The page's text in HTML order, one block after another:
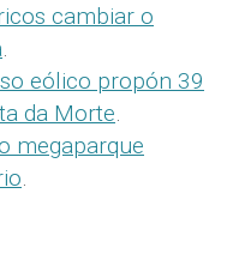
cambiar o
.
eólico propón 39
da Morte.
megaparque
.